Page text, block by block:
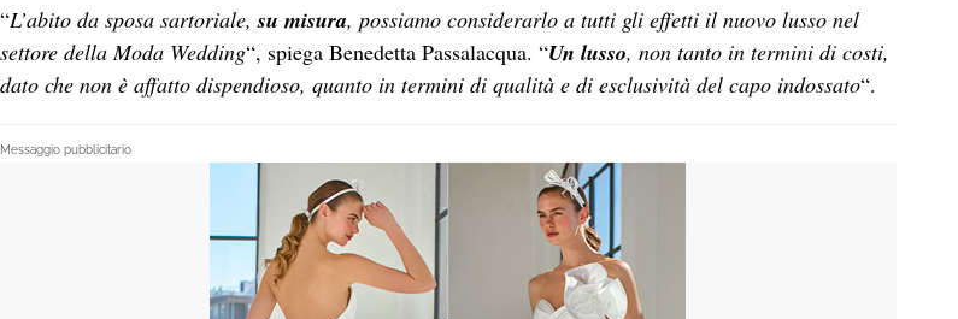
“L’abito da sposa sartoriale,su misura, possiamo considerarlo a tutti gli effetti il nuovo lusso nel
settore della Moda Wedding“, spiega Benedetta Passalacqua. “Un lusso, non tanto in termini di costi,
dato che non è affatto dispendioso, quanto in termini di qualità e di esclusività del capo indossato“.
Messaggio pubblicitario